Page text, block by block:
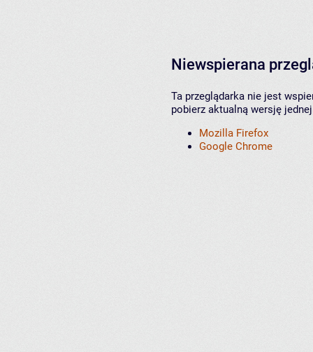
Niewspierana
Ta przeglądarka nie jest
pobierz aktualną wersję
Mozilla Firefox
Google Chrome